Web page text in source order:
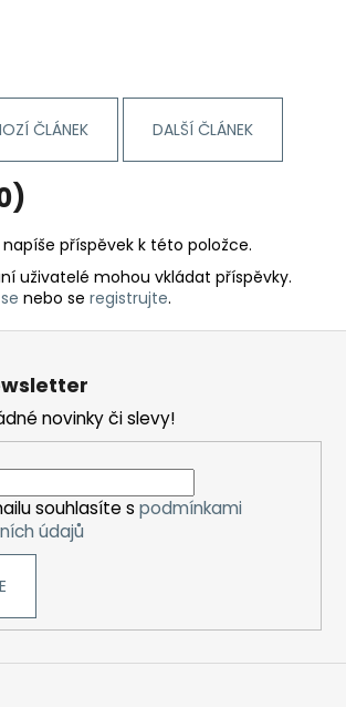
ČLÁNEK DALŠÍ ČLÁNEK
příspěvek k této položce.
uživatelé mohou vkládat příspěvky.
nebo se registrujte.
novinky či slevy!
souhlasíte s podmínkami
údajů